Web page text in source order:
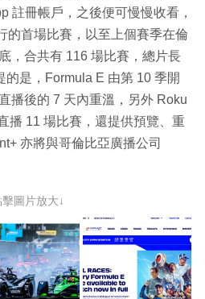
註冊帳戶，之後便可慢慢收看，
的首場比賽，以至上個賽季在倫
，合共有 116 場比賽，總片長
的是，Formula E 由第 10 季開
播後的 7 天內重溫，另外 Roku
播 11 場比賽，還提供預覽、重
亦將與哥倫比亞廣播公司
擊圖片放大↓